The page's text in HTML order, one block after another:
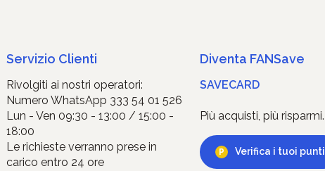
Servizio Clienti
Rivolgiti ai nostri operatori:
Numero WhatsApp 333 54 01 526
Lun - Ven 09:30 - 13:00 / 15:00 -
18:00
Le richieste verranno prese in
carico entro 24 ore
Diventa FANSave
SAVECARD
Più acquisti, più risparmi.
Verifica i tuoi punti